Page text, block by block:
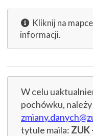
Kliknij na
informacji.
W celu
pochówku, należy
tytule maila: ZUK